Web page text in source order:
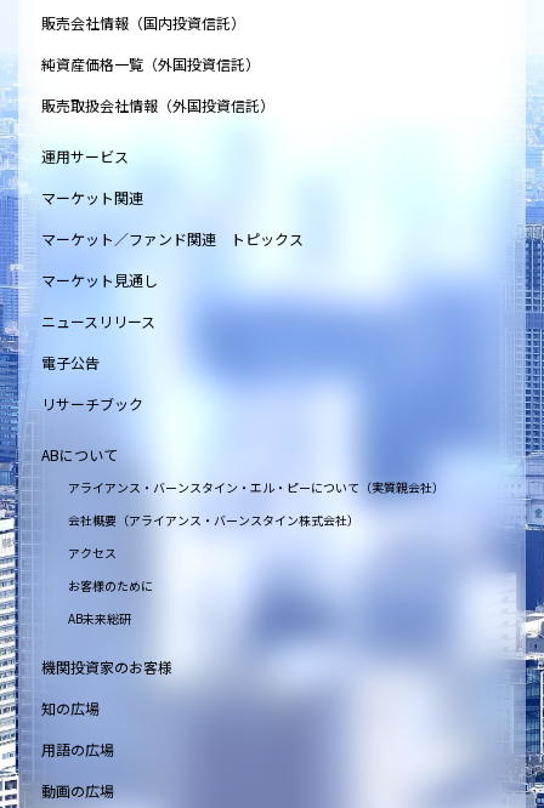
販売会社情報（国内投資信託）
純資産価格一覧（外国投資信託）
販売取扱会社情報（外国投資信託）
運用サービス
マーケット関連
マーケット／ファンド関連 トピックス
マーケット見通し
ニュースリリース
電子公告
リサーチブック
ABについて
アライアンス・バーンスタイン・エル・ピーについて（実質親会社）
会社概要（アライアンス・バーンスタイン株式会社）
アクセス
お客様のために
AB未来総研
機関投資家のお客様
知の広場
用語の広場
動画の広場